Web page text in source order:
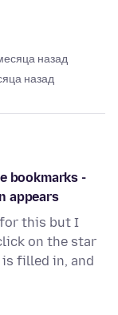
назад
назад
bookmarks -
appears
this but I
on the star
filled in, and